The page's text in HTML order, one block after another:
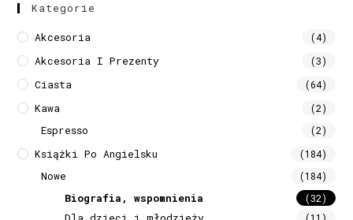
Kategorie
Akcesoria (4)
Akcesoria I Prezenty (3)
Ciasta (64)
Kawa (2)
Espresso (2)
Książki Po Angielsku (184)
Nowe (184)
Biografia, wspomnienia (32)